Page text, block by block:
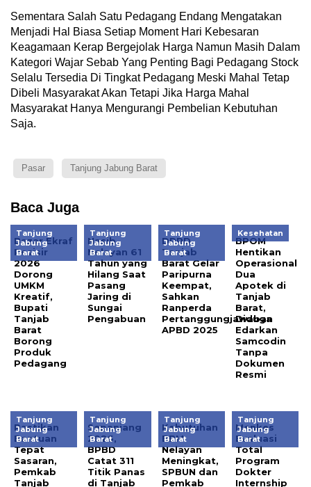
Sementara Salah Satu Pedagang Endang Mengatakan
Menjadi Hal Biasa Setiap Moment Hari Kebesaran
Keagamaan Kerap Bergejolak Harga Namun Masih Dalam
Kategori Wajar Sebab Yang Penting Bagi Pedagang Stock
Selalu Tersedia Di Tingkat Pedagang Meski Mahal Tetap
Dibeli Masyarakat Akan Tetapi Jika Harga Mahal
Masyarakat Hanya Mengurangi Pembelian Kebutuhan
Saja.
Pasar Tanjung Jabung Barat
Baca Juga
Tanjung
Jabung
Barat
Bazar Ekraf
Pesisir
2026
Dorong
UMKM
Kreatif,
Bupati
Tanjab
Barat
Borong
Produk
Pedagang
Tanjung
Jabung
Barat
Nasib
Nelayan 61
Tahun yang
Hilang Saat
Pasang
Jaring di
Sungai
Pengabuan
Tanjung
Jabung
Barat
DPRD
Tanjab
Barat Gelar
Paripurna
Keempat,
Sahkan
Ranperda
Pertanggungjawaban
APBD 2025
Kesehatan
BPOM
Hentikan
Operasional
Dua
Apotek di
Tanjab
Barat,
Diduga
Edarkan
Samcodin
Tanpa
Dokumen
Resmi
Tanjung
Jabung
Barat
Pastikan
Bantuan
Tepat
Sasaran,
Pemkab
Tanjab
Tanjung
Jabung
Barat
Sepanjang
2026,
BPBD
Catat 311
Titik Panas
di Tanjab
Tanjung
Jabung
Barat
Kebutuhan
BBM
Nelayan
Meningkat,
SPBUN dan
Pemkab
Tanjung
Jabung
Barat
Menkes
Evaluasi
Total
Program
Dokter
Internship